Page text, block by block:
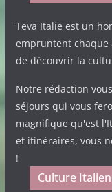
Teva Italie est un
empruntent chaque
de découvrir la
Notre rédaction
séjours qui vous
magnifique qu'est
et itinéraires, vous
!
Culture